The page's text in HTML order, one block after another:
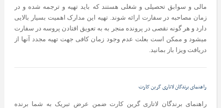
مالی و سوابق تحصیلی و شغلی هستند که باید تهیه و ترجمه شده و در
زمان مصاحبه در سفارت ارائه شوند. تهیه این مدارک اهمیت بسیار بالایی
دارد و هر گونه نقصی در پرونده منجر به به تعویق افتادن پروسه در سفارت
میشود و ممکن است بعلت عدم وجود زمان کافی جهت تهیه مجدد آنها از
دریافت ویزا باز بمانید.
راهنمای برندگان لاتاری گرین کارت
راهنمای برندگان لاتاری گرین کارت ضمن عرض تبریک به شما برنده